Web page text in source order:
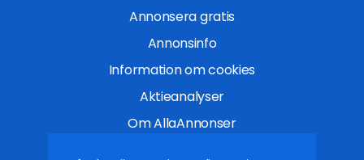
Annonsera gratis
Annonsinfo
Information om cookies
Aktieanalyser
Om AllaAnnonser